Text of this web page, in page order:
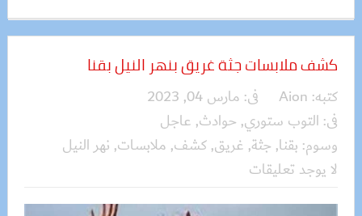
كشف ملابسات جثة غريق بنهر النيل بقنا
كتبه: Aion فى: مارس 04, 2023
فى: التوب ستوري, حوادث, عاجل
وسوم: بقنا, جثة, غريق,كشف, ملابسات, نهر النيل
لا يوجد تعليقات